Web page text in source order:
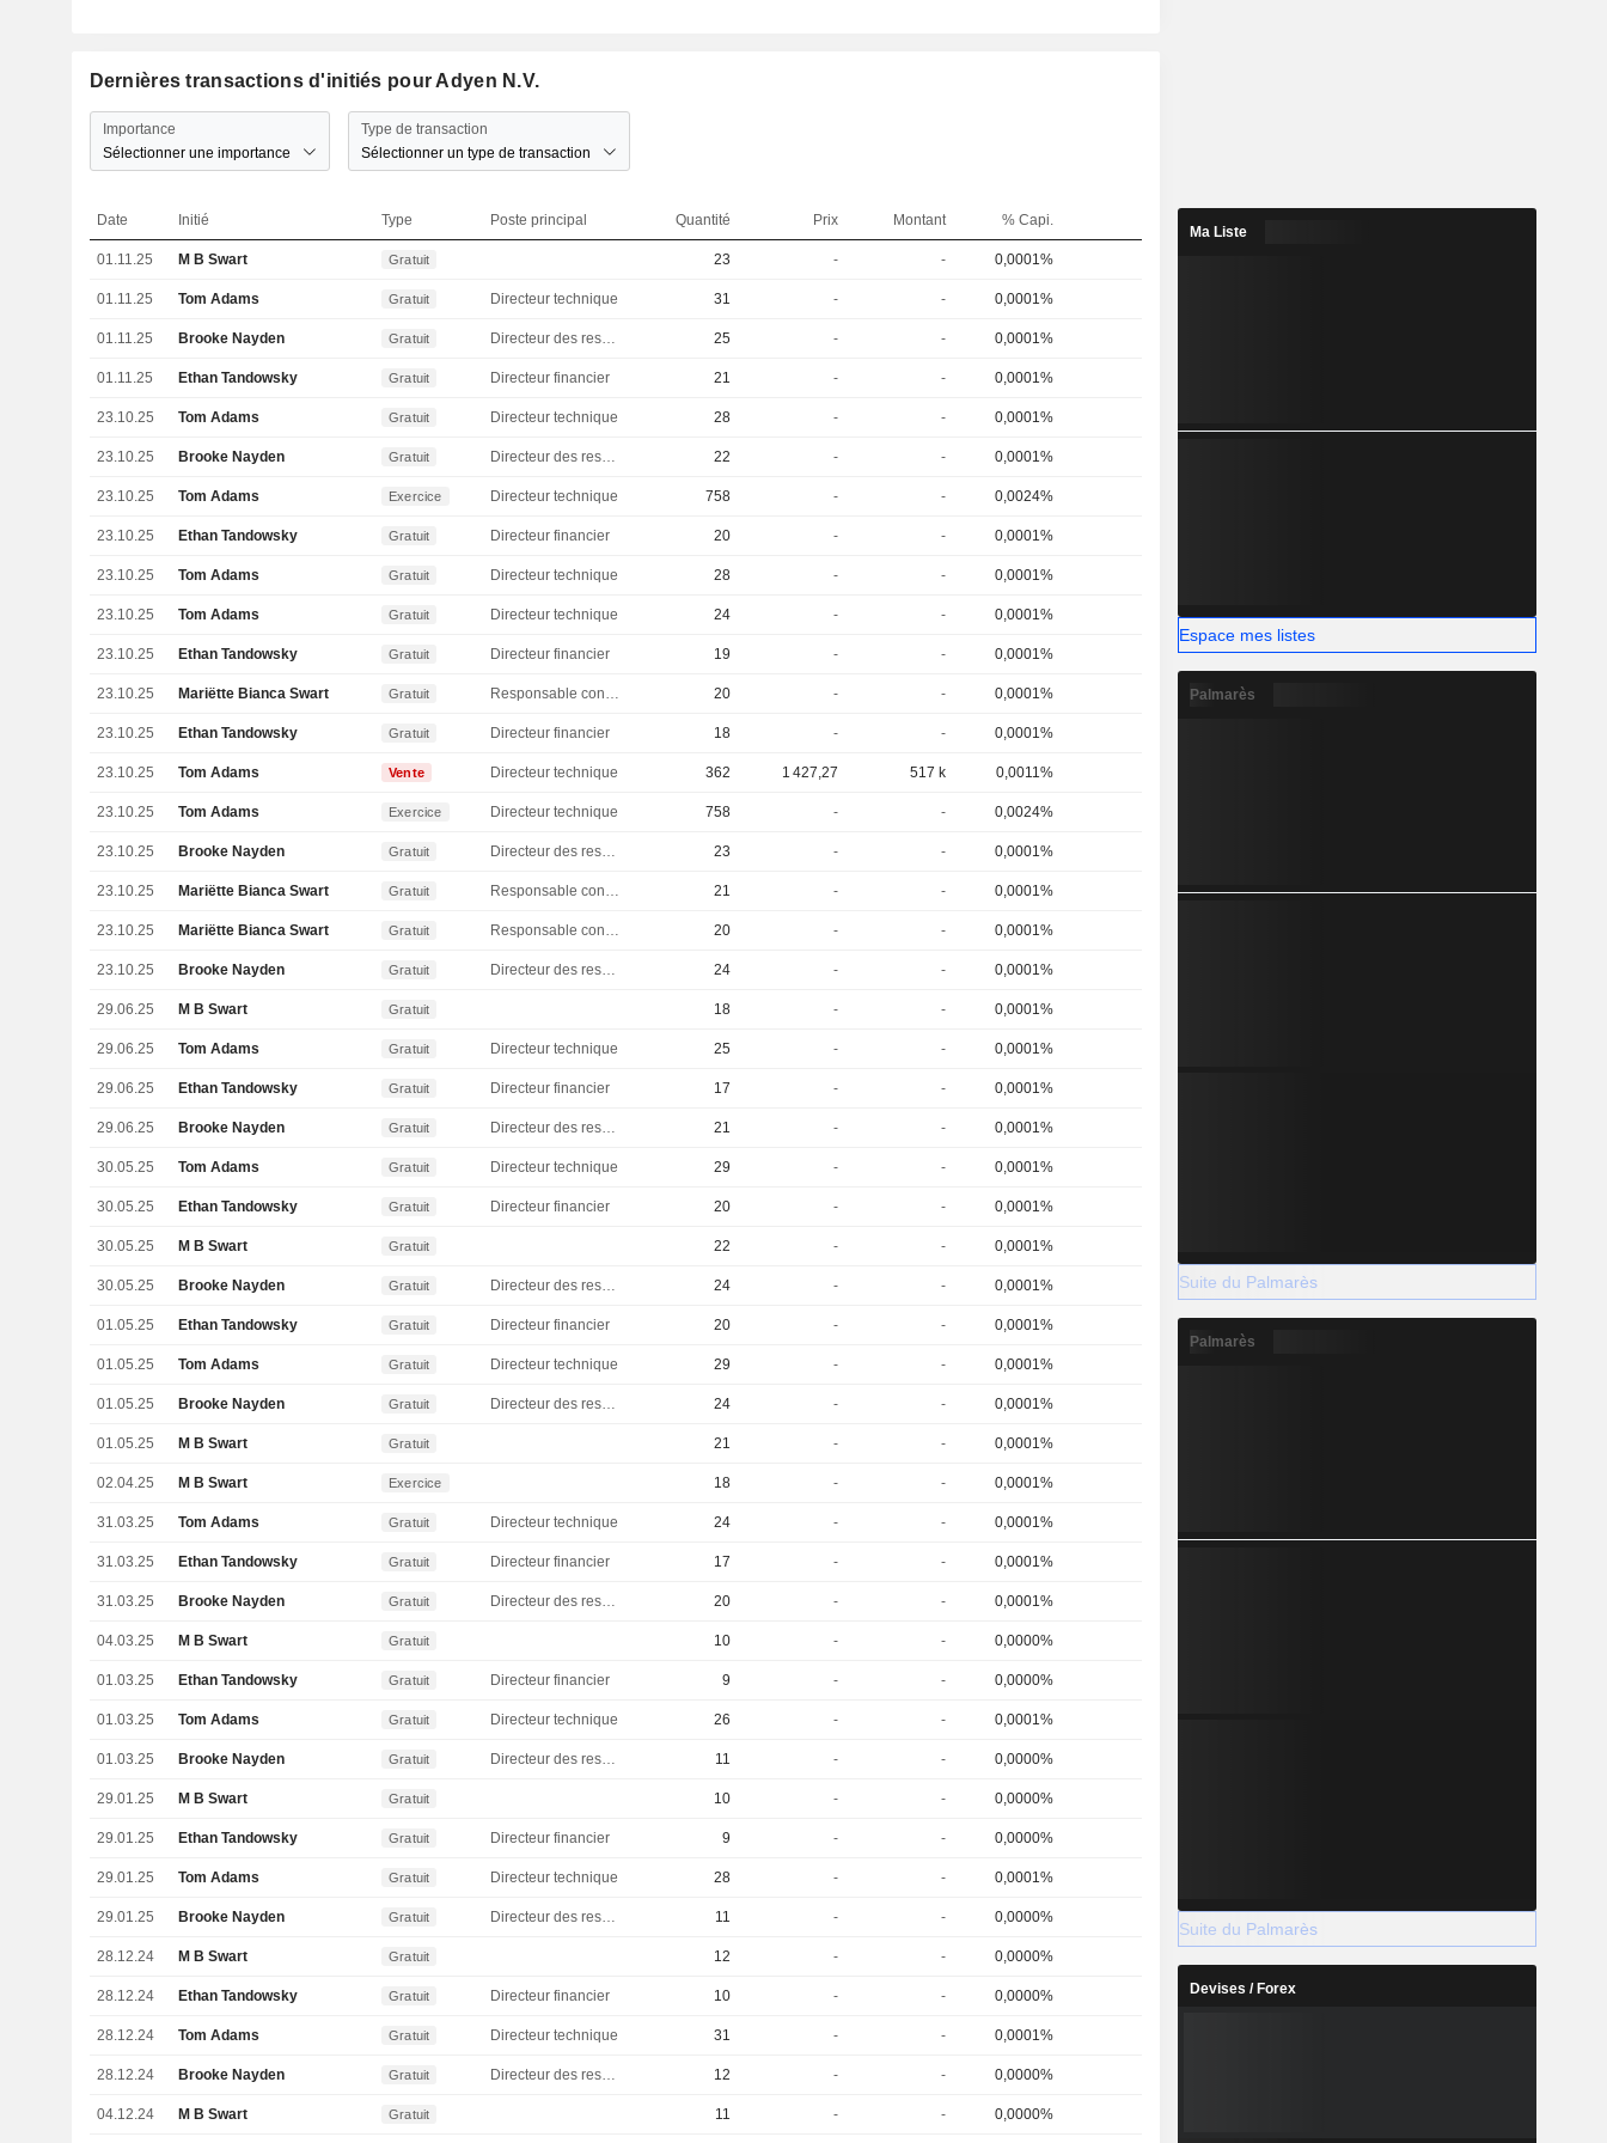
Dernières transactions d'initiés pour Adyen N.V.
Importance
Sélectionner une importance
Type de transaction
Sélectionner un type de transaction
Date Initié Type Poste principal Quantité Prix Montant % Capi.
01.11.25 M B Swart Gratuit 23 - - 0,0001%
01.11.25 Tom Adams Gratuit Directeur technique 31 - - 0,0001%
01.11.25 Brooke Nayden Gratuit Directeur des ressources humaines 25 - - 0,0001%
01.11.25 Ethan Tandowsky Gratuit Directeur financier 21 - - 0,0001%
23.10.25 Tom Adams Gratuit Directeur technique 28 - - 0,0001%
23.10.25 Brooke Nayden Gratuit Directeur des ressources humaines 22 - - 0,0001%
23.10.25 Tom Adams Exercice Directeur technique 758 - - 0,0024%
23.10.25 Ethan Tandowsky Gratuit Directeur financier 20 - - 0,0001%
23.10.25 Tom Adams Gratuit Directeur technique 28 - - 0,0001%
23.10.25 Tom Adams Gratuit Directeur technique 24 - - 0,0001%
23.10.25 Ethan Tandowsky Gratuit Directeur financier 19 - - 0,0001%
23.10.25 Mariëtte Bianca Swart Gratuit Responsable conformite 20 - - 0,0001%
23.10.25 Ethan Tandowsky Gratuit Directeur financier 18 - - 0,0001%
23.10.25 Tom Adams Vente Directeur technique 362 1 427,27 517 k 0,0011%
23.10.25 Tom Adams Exercice Directeur technique 758 - - 0,0024%
23.10.25 Brooke Nayden Gratuit Directeur des ressources humaines 23 - - 0,0001%
23.10.25 Mariëtte Bianca Swart Gratuit Responsable conformite 21 - - 0,0001%
23.10.25 Mariëtte Bianca Swart Gratuit Responsable conformite 20 - - 0,0001%
23.10.25 Brooke Nayden Gratuit Directeur des ressources humaines 24 - - 0,0001%
29.06.25 M B Swart Gratuit 18 - - 0,0001%
29.06.25 Tom Adams Gratuit Directeur technique 25 - - 0,0001%
29.06.25 Ethan Tandowsky Gratuit Directeur financier 17 - - 0,0001%
29.06.25 Brooke Nayden Gratuit Directeur des ressources humaines 21 - - 0,0001%
30.05.25 Tom Adams Gratuit Directeur technique 29 - - 0,0001%
30.05.25 Ethan Tandowsky Gratuit Directeur financier 20 - - 0,0001%
30.05.25 M B Swart Gratuit 22 - - 0,0001%
30.05.25 Brooke Nayden Gratuit Directeur des ressources humaines 24 - - 0,0001%
01.05.25 Ethan Tandowsky Gratuit Directeur financier 20 - - 0,0001%
01.05.25 Tom Adams Gratuit Directeur technique 29 - - 0,0001%
01.05.25 Brooke Nayden Gratuit Directeur des ressources humaines 24 - - 0,0001%
01.05.25 M B Swart Gratuit 21 - - 0,0001%
02.04.25 M B Swart Exercice 18 - - 0,0001%
31.03.25 Tom Adams Gratuit Directeur technique 24 - - 0,0001%
31.03.25 Ethan Tandowsky Gratuit Directeur financier 17 - - 0,0001%
31.03.25 Brooke Nayden Gratuit Directeur des ressources humaines 20 - - 0,0001%
04.03.25 M B Swart Gratuit 10 - - 0,0000%
01.03.25 Ethan Tandowsky Gratuit Directeur financier 9 - - 0,0000%
01.03.25 Tom Adams Gratuit Directeur technique 26 - - 0,0001%
01.03.25 Brooke Nayden Gratuit Directeur des ressources humaines 11 - - 0,0000%
29.01.25 M B Swart Gratuit 10 - - 0,0000%
29.01.25 Ethan Tandowsky Gratuit Directeur financier 9 - - 0,0000%
29.01.25 Tom Adams Gratuit Directeur technique 28 - - 0,0001%
29.01.25 Brooke Nayden Gratuit Directeur des ressources humaines 11 - - 0,0000%
28.12.24 M B Swart Gratuit 12 - - 0,0000%
28.12.24 Ethan Tandowsky Gratuit Directeur financier 10 - - 0,0000%
28.12.24 Tom Adams Gratuit Directeur technique 31 - - 0,0001%
28.12.24 Brooke Nayden Gratuit Directeur des ressources humaines 12 - - 0,0000%
04.12.24 M B Swart Gratuit 11 - - 0,0000%
Ma Liste
Espace mes listes
Palmarès
Suite du Palmarès
Palmarès
Suite du Palmarès
Devises / Forex